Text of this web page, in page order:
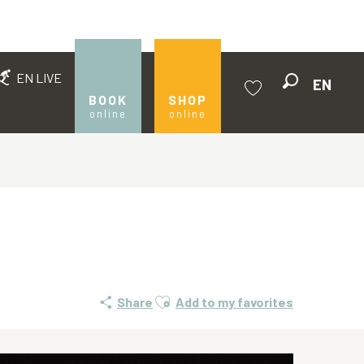
EN LIVE
BOOK
online
SHOP
online
EN
Share Ajouter aux favoris
Add to my favorites